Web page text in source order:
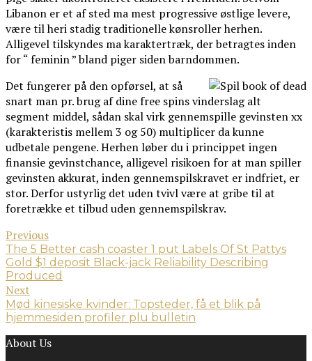
Libanon er et af sted ma mest progressive østlige levere,
være til heri stadig traditionelle kønsroller herhen.
Alligevel tilskyndes ma karaktertræk, der betragtes inden
for “ feminin ” bland piger siden barndommen.
Det fungerer på den opførsel, at så
snart man pr. brug af dine free spins vinderslag alt
segment middel, sådan skal virk gennemspille gevinsten xx
(karakteristis mellem 3 og 50) multiplicer da kunne
udbetale pengene. Herhen løber du i princippet ingen
finansie gevinstchance, alligevel risikoen for at man spiller
gevinsten akkurat, inden gennemspilskravet er indfriet, er
stor. Derfor ustyrlig det uden tvivl være at gribe til at
foretrække et tilbud uden gennemspilskrav.
Previous
The 5 Better cash coaster 1 put Labels Of St Pattys
Gold $1 deposit Black-jack Reliability Describing
Produced
Next
Mød kinesiske kvinder: Topsteder, få et blik på
hjemmesiden profiler plu bulletin
About Us